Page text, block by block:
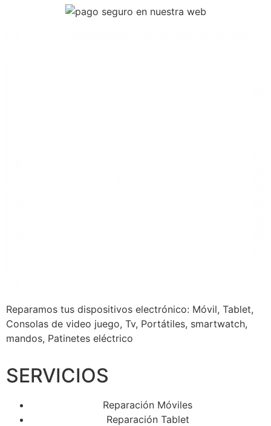
Reparamos tus dispositivos electrónico: Móvil, Tablet,
Consolas de video juego, Tv, Portátiles, smartwatch,
mandos, Patinetes eléctrico
SERVICIOS
Reparación Móviles
Reparación Tablet